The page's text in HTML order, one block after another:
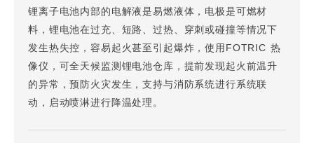
锂离子电池内部的电解液是易燃液体，电极是可燃材
料，锂电池在过充、短路、过热、穿刺或碰撞等情况下
发生热失控，容易起火甚至引起爆炸，使用FOTRIC 热
像仪，可全天候监测锂电池仓库，提前发现起火前温升
的异常，预防火灾发生，支持与消防系统进行系统联
动，启动喷淋进行降温处理。